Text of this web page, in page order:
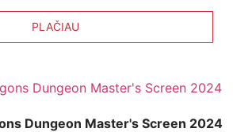
PLAČIAU
Dungeon Master's Screen 2024